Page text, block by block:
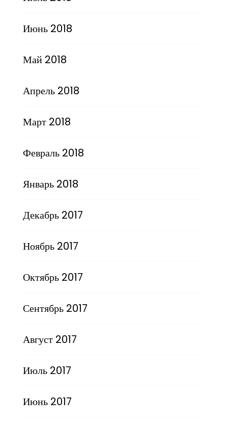
Июнь 2018
Май 2018
Апрель 2018
Март 2018
Февраль 2018
Январь 2018
Декабрь 2017
Ноябрь 2017
Октябрь 2017
Сентябрь 2017
Август 2017
Июль 2017
Июнь 2017